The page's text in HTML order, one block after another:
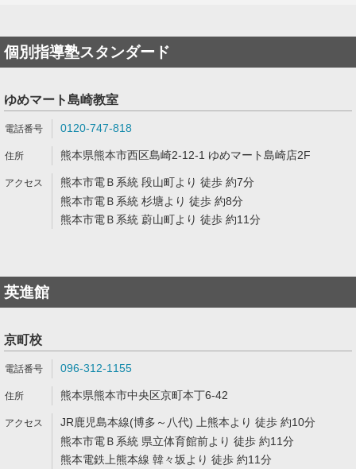
個別指導塾スタンダード
ゆめマート島崎教室
0120-747-818
熊本県熊本市西区島崎2-12-1 ゆめマート島崎店2F
熊本市電Ｂ系統 段山町より 徒歩 約7分
熊本市電Ｂ系統 杉塘より 徒歩 約8分
熊本市電Ｂ系統 蔚山町より 徒歩 約11分
英進館
京町校
096-312-1155
熊本県熊本市中央区京町本丁6-42
JR鹿児島本線(博多～八代) 上熊本より 徒歩 約10分
熊本市電Ｂ系統 県立体育館前より 徒歩 約11分
熊本電鉄上熊本線 韓々坂より 徒歩 約11分